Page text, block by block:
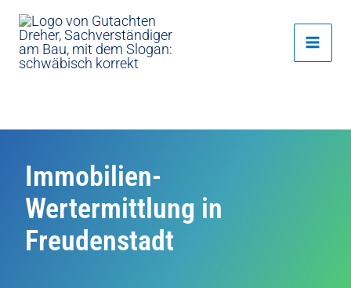
Inhalt
springen
Immobilien-
Wertermittlung in
Freudenstadt